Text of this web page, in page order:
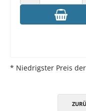
ANZAHL
* Niedrigster Preis